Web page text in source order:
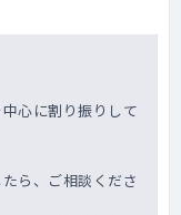
心に割り振りして
ら、ご相談くださ